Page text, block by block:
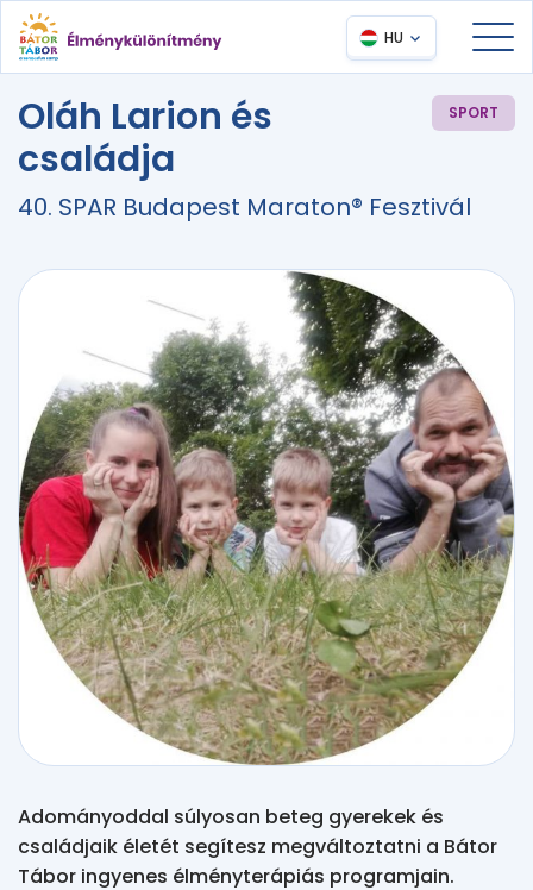
HU
Oláh Larion és
családja
SPORT
40. SPAR Budapest Maraton® Fesztivál
Adományoddal súlyosan beteg gyerekek és
családjaik életét segítesz megváltoztatni a Bátor
Tábor ingyenes élményterápiás programjain.